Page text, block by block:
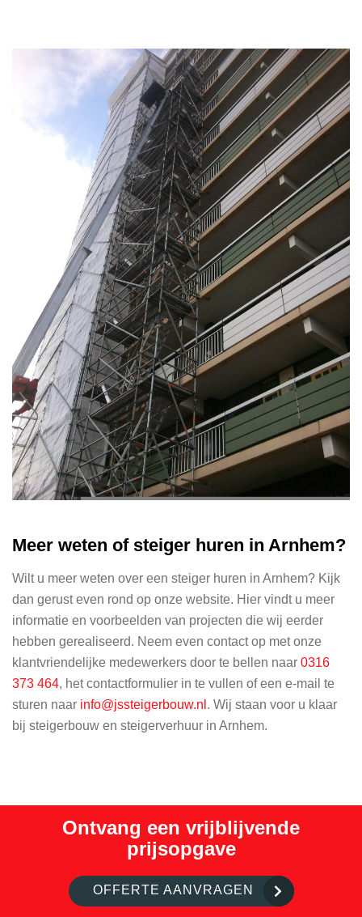
Meer weten of steiger huren in Arnhem?
Wilt u meer weten over een steiger huren in Arnhem? Kijk
dan gerust even rond op onze website. Hier vindt u meer
informatie en voorbeelden van projecten die wij eerder
hebben gerealiseerd. Neem even contact op met onze
klantvriendelijke medewerkers door te bellen naar 0316
373 464, het contactformulier in te vullen of een e-mail te
sturen naar info@jssteigerbouw.nl . Wij staan voor u klaar
bij steigerbouw en steigerverhuur in Arnhem.
Ontvang een vrijblijvende
prijsopgave
OFFERTE AANVRAGEN